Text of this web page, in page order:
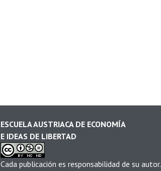
ESCUELA AUSTRIACA DE ECONOMÍA
E IDEAS DE LIBERTAD
Cada publicación es responsabilidad de su autor.